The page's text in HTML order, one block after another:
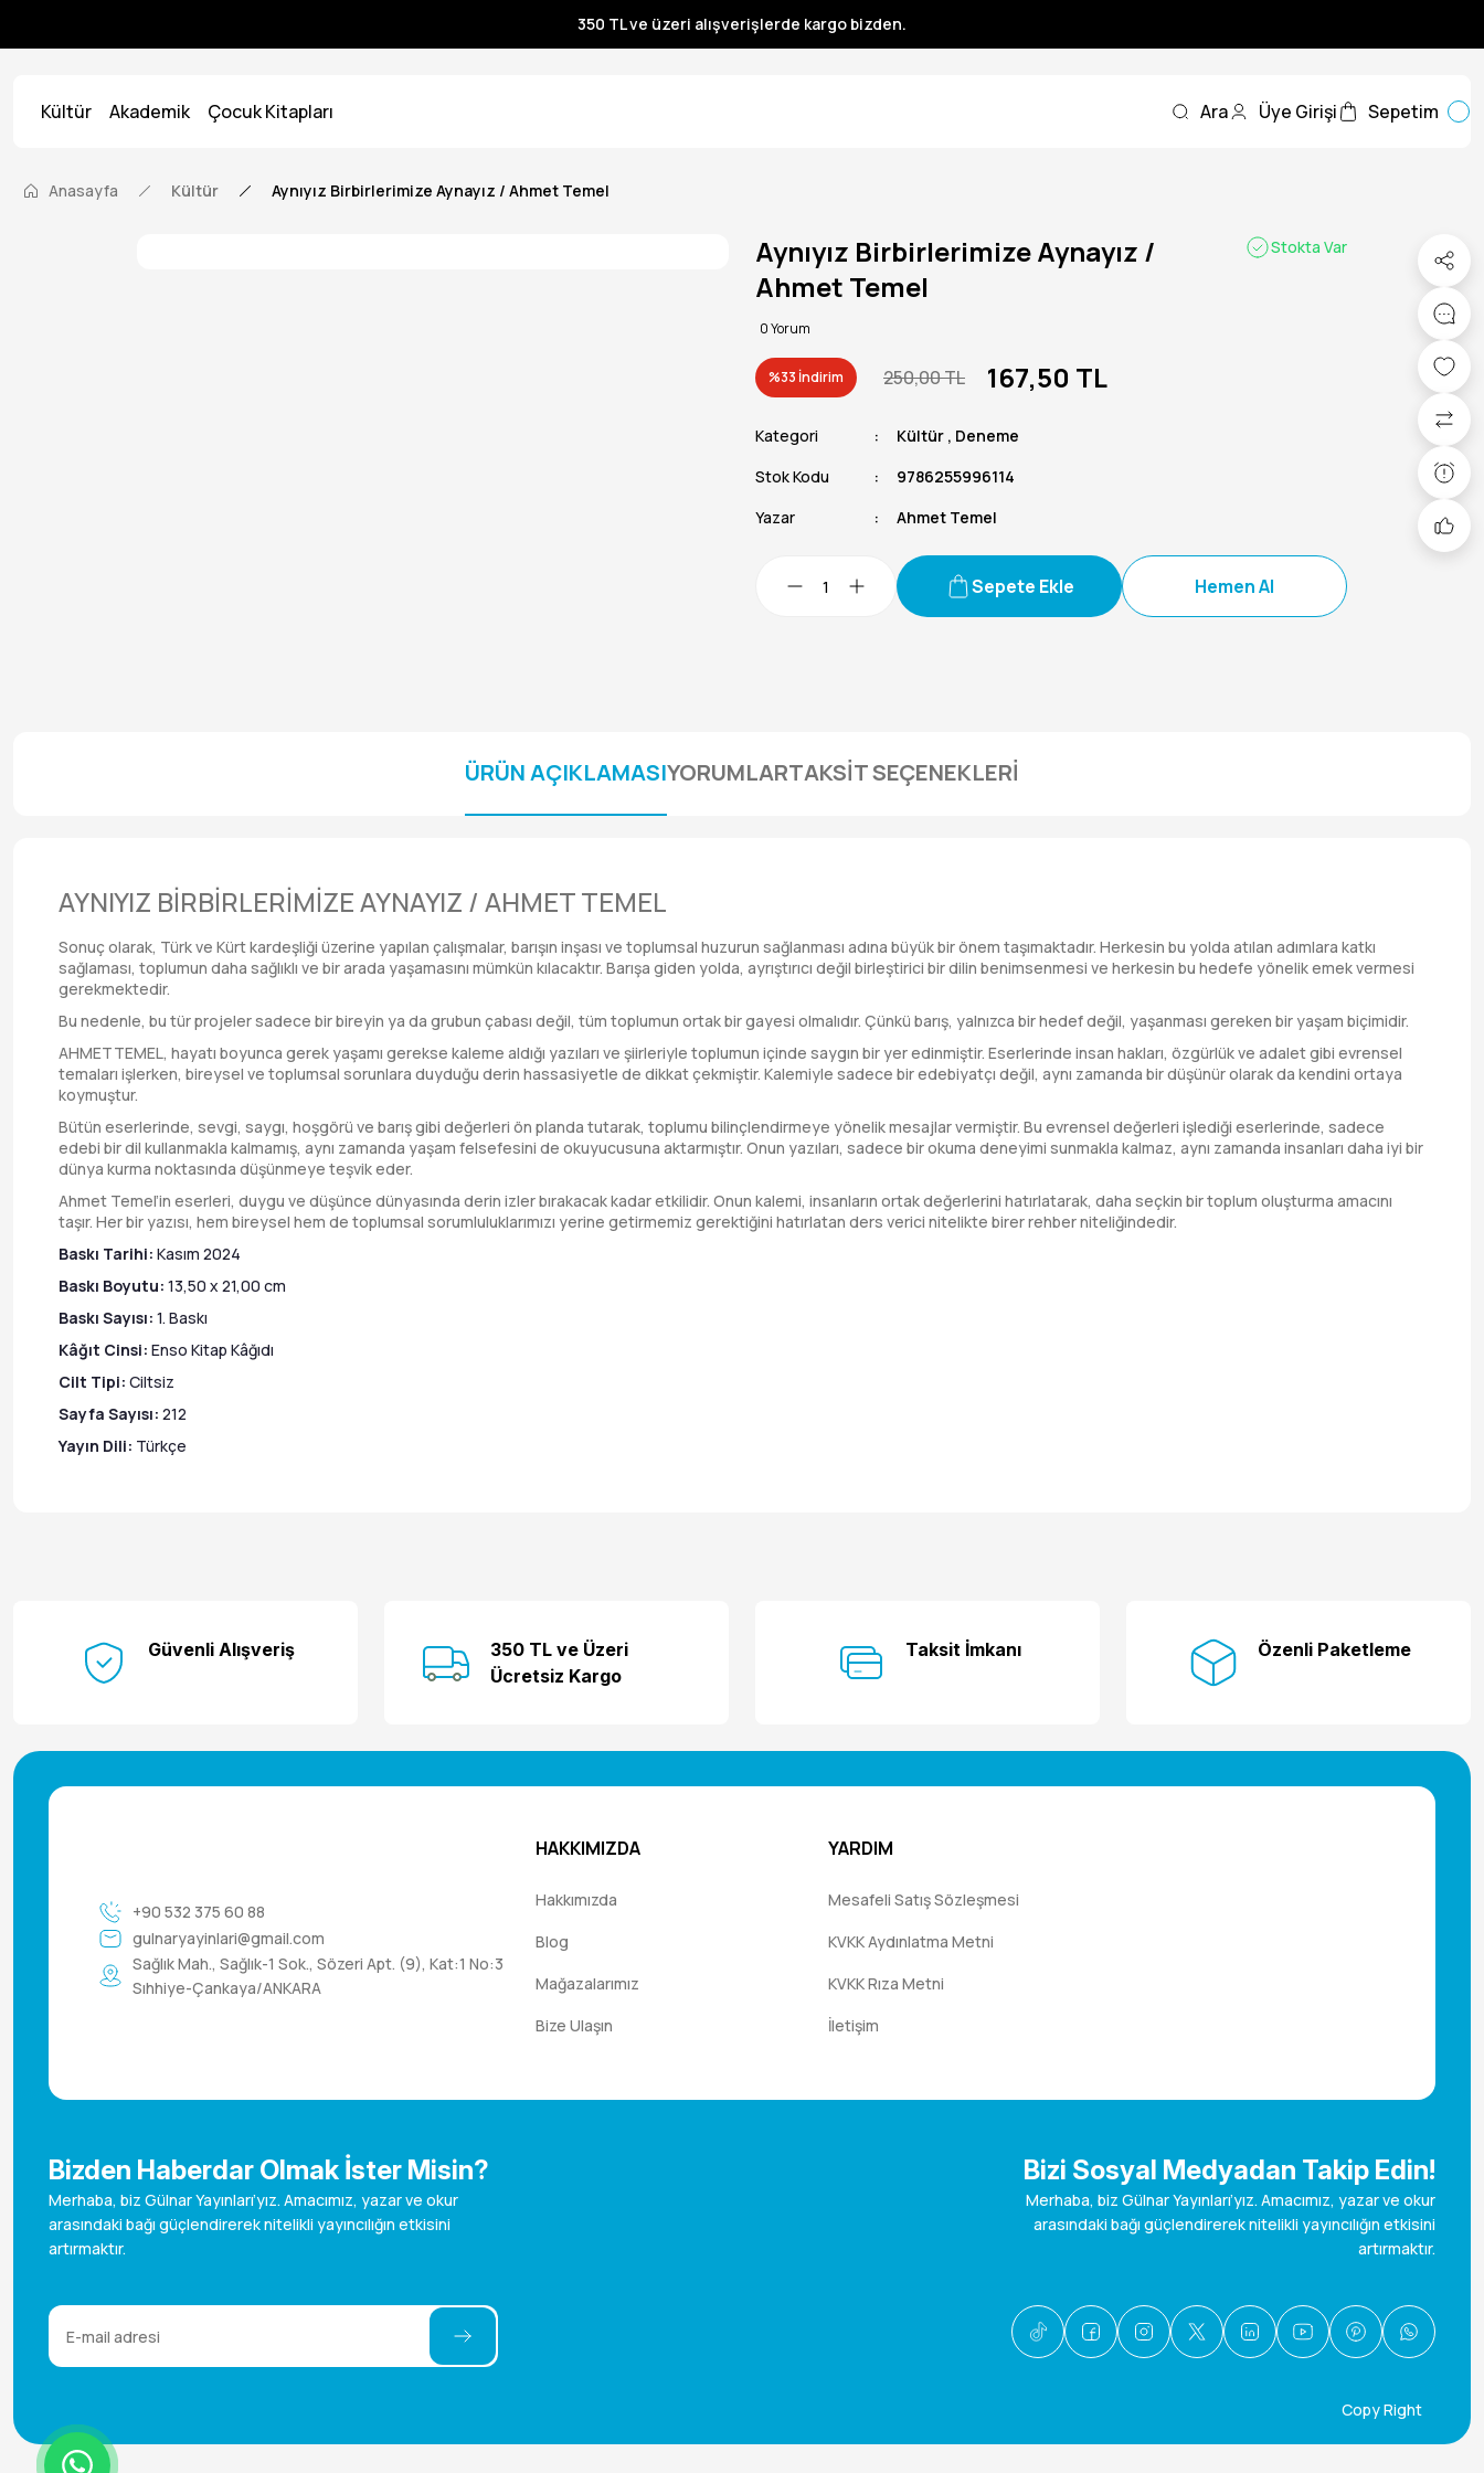
350 TL ve üzeri alışverişlerde kargo bizden.
Kültür Akademik Çocuk Kitapları Ara Üye Girişi Sepetim
Anasayfa Kültür Aynıyız Birbirlerimize Aynayız / Ahmet Temel
Aynıyız Birbirlerimize Aynayız /
Ahmet Temel
0 Yorum
Stokta Var
%33 İndirim 250,00 TL 167,50 TL
Kategori Kültür , Deneme
Stok Kodu
9786255996114
Yazar
Ahmet Temel
Sepete Ekle Hemen Al
ÜRÜN AÇIKLAMASIYORUMLARTAKSİT SEÇENEKLERİ
AYNIYIZ BİRBİRLERİMİZE AYNAYIZ / AHMET TEMEL
Sonuç olarak, Türk ve Kürt kardeşliği üzerine yapılan çalışmalar, barışın inşası ve toplumsal huzurun sağlanması adına büyük bir önem taşımaktadır. Herkesin bu yolda atılan adımlara katkı
sağlaması, toplumun daha sağlıklı ve bir arada yaşamasını mümkün kılacaktır. Barışa giden yolda, ayrıştırıcı değil birleştirici bir dilin benimsenmesi ve herkesin bu hedefe yönelik emek vermesi
gerekmektedir.
Bu nedenle, bu tür projeler sadece bir bireyin ya da grubun çabası değil, tüm toplumun ortak bir gayesi olmalıdır. Çünkü barış, yalnızca bir hedef değil, yaşanması gereken bir yaşam biçimidir.
AHMETTEMEL, hayatı boyunca gerek yaşamı gerekse kaleme aldığı yazıları ve şiirleriyle toplumun içinde saygın bir yer edinmiştir. Eserlerinde insan hakları, özgürlük ve adalet gibi evrensel
temaları işlerken, bireysel ve toplumsal sorunlara duyduğu derin hassasiyetle de dikkat çekmiştir. Kalemiyle sadece bir edebiyatçı değil, aynı zamanda bir düşünür olarak da kendini ortaya
koymuştur.
Bütün eserlerinde, sevgi, saygı, hoşgörü ve barış gibi değerleri ön planda tutarak, toplumu bilinçlendirmeye yönelik mesajlar vermiştir. Bu evrensel değerleri işlediği eserlerinde, sadece
edebi bir dil kullanmakla kalmamış, aynı zamanda yaşam felsefesini de okuyucusuna aktarmıştır. Onun yazıları, sadece bir okuma deneyimi sunmakla kalmaz, aynı zamanda insanları daha iyi bir
dünya kurma noktasında düşünmeye teşvik eder.
Ahmet Temel’in eserleri, duygu ve düşünce dünyasında derin izler bırakacak kadar etkilidir. Onun kalemi, insanların ortak değerlerini hatırlatarak, daha seçkin bir toplum oluşturma amacını
taşır. Her bir yazısı, hem bireysel hem de toplumsal sorumluluklarımızı yerine getirmemiz gerektiğini hatırlatan ders verici nitelikte birer rehber niteliğindedir.
Baskı Tarihi: Kasım 2024
Baskı Boyutu: 13,50 x 21,00 cm
Baskı Sayısı: 1. Baskı
Kâğıt Cinsi: Enso Kitap Kâğıdı
Cilt Tipi: Ciltsiz
Sayfa Sayısı: 212
Yayın Dili: Türkçe
Güvenli Alışveriş
350 TL ve Üzeri
Ücretsiz Kargo
Taksit İmkanı Özenli Paketleme
+90 532 375 60 88
gulnaryayinlari@gmail.com
Sağlık Mah., Sağlık-1 Sok., Sözeri Apt. (9), Kat:1 No:3
Sıhhiye-Çankaya/ANKARA
HAKKIMIZDA
Hakkımızda
Blog
Mağazalarımız
Bize Ulaşın
YARDIM
Mesafeli Satış Sözleşmesi
KVKK Aydınlatma Metni
KVKK Rıza Metni
İletişim
Bizden Haberdar Olmak İster Misin?
Merhaba, biz Gülnar Yayınları’yız. Amacımız, yazar ve okur
arasındaki bağı güçlendirerek nitelikli yayıncılığın etkisini
artırmaktır.
Bizi Sosyal Medyadan Takip Edin!
Merhaba, biz Gülnar Yayınları’yız. Amacımız, yazar ve okur
arasındaki bağı güçlendirerek nitelikli yayıncılığın etkisini
artırmaktır.
Copy Right